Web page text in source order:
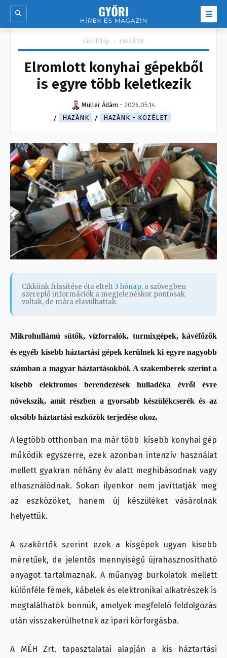
Kezdőlap HAZÁNK
Elromlott konyhai gépekből
is egyre több keletkezik
Müller Ádám - 2026.05.14.
HAZÁNK
HAZÁNK - KÖZÉLET
Cikkünk frissítése óta eltelt 3 hónap, a szövegben
szereplő információk a megjelenéskor pontosak
voltak, de mára elavulhattak.
Mikrohullámú sütők, vízforralók, turmixgépek, kávéfőzők
és egyéb kisebb háztartási gépek kerülnek ki egyre nagyobb
számban a magyar háztartásokból. A szakemberek szerint a
kisebb elektromos berendezések hulladéka évről évre
növekszik, amit részben a gyorsabb készülékcserék és az
olcsóbb háztartási eszközök terjedése okoz.
A legtöbb otthonban ma már több kisebb konyhai gép
működik egyszerre, ezek azonban intenzív használat
mellett gyakran néhány év alatt meghibásodnak vagy
elhasználódnak. Sokan ilyenkor nem javíttatják meg
az eszközöket, hanem új készüléket vásárolnak
helyettük.
A szakértők szerint ezek a kisgépek ugyan kisebb
méretűek, de jelentős mennyiségű újrahasznosítható
anyagot tartalmaznak. A műanyag burkolatok mellett
különféle fémek, kábelek és elektronikai alkatrészek is
megtalálhatók bennük, amelyek megfelelő feldolgozás
után visszakerülhetnek az ipari körforgásba.
A MÉH Zrt. tapasztalatai alapján a kis háztartási